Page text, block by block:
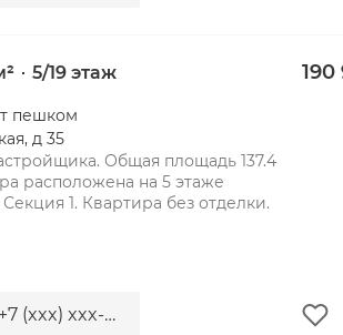
5/19 этаж
пешком
д 35
Общая площадь 137.4
расположена на 5 этаже
1. Квартира без отделки.
ряд
+7 (xxx) xxx-xx-xx